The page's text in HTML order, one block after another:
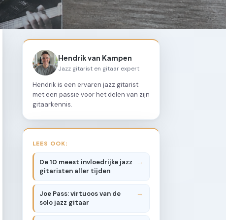
Hendrik van Kampen
Jazz gitarist en gitaar expert
Hendrik is een ervaren jazz gitarist
met een passie voor het delen van zijn
gitaarkennis.
LEES OOK:
De 10 meest invloedrijke jazz
gitaristen aller tijden
Joe Pass: virtuoos van de
solo jazz gitaar